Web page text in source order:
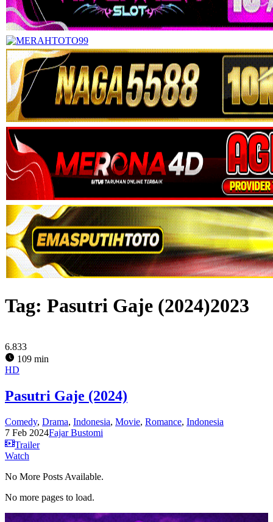
Tag: Pasutri Gaje (2024)2023
6.833
109 min
HD
Pasutri Gaje (2024)
Comedy, Drama, Indonesia, Movie, Romance, Indonesia
7 Feb 2024Fajar Bustomi
Trailer
Watch
No More Posts Available.
No more pages to load.